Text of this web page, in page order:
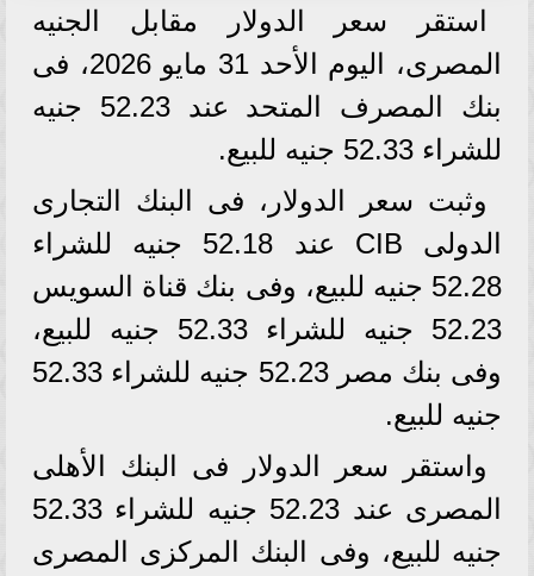
استقر سعر الدولار مقابل الجنيه
المصرى، اليوم الأحد 31 مايو 2026، فى
بنك المصرف المتحد عند 52.23 جنيه
للشراء 52.33 جنيه للبيع.
وثبت سعر الدولار، فى البنك التجارى
الدولى CIB عند 52.18 جنيه للشراء
52.28 جنيه للبيع، وفى بنك قناة السويس
52.23 جنيه للشراء 52.33 جنيه للبيع،
وفى بنك مصر 52.23 جنيه للشراء 52.33
جنيه للبيع.
واستقر سعر الدولار فى البنك الأهلى
المصرى عند 52.23 جنيه للشراء 52.33
جنيه للبيع، وفى البنك المركزى المصرى